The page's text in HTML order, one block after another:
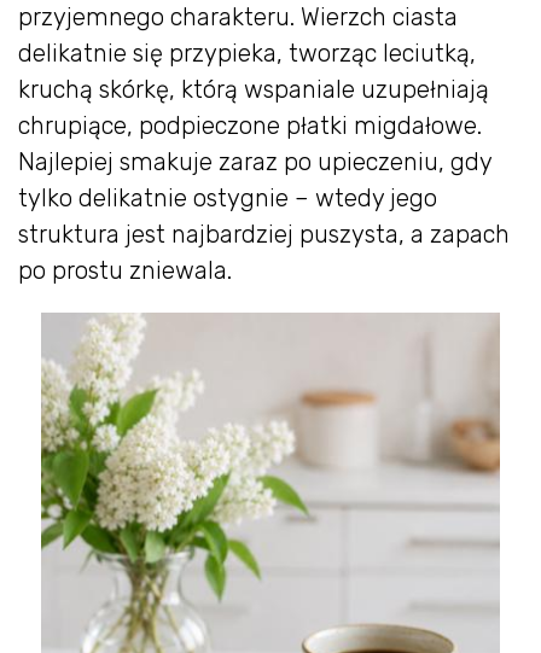
przyjemnego charakteru. Wierzch ciasta
delikatnie się przypieka, tworząc leciutką,
kruchą skórkę, którą wspaniale uzupełniają
chrupiące, podpieczone płatki migdałowe.
Najlepiej smakuje zaraz po upieczeniu, gdy
tylko delikatnie ostygnie – wtedy jego
struktura jest najbardziej puszysta, a zapach
po prostu zniewala.